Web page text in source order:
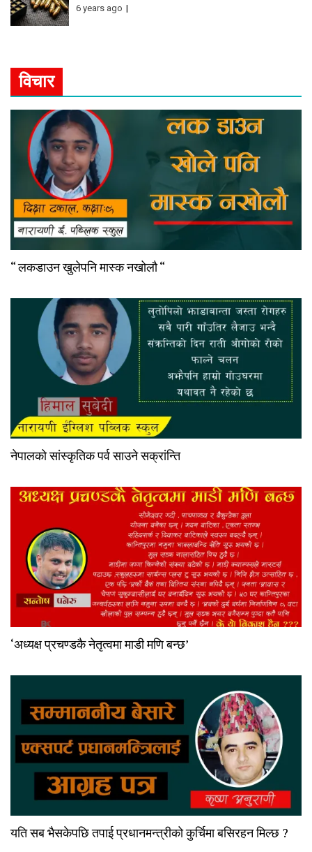
6 years ago
विचार
“ लकडाउन खुलेपनि मास्क नखोलौ “
नेपालको सांस्कृतिक पर्व साउने सक्रांन्ति
‘अध्यक्ष प्रचण्डकै नेतृत्वमा माडी मणि बन्छ’
यति सब भैसकेपछि तपाई प्रधानमन्त्रीको कुर्चिमा बसिरहन मिल्छ ?